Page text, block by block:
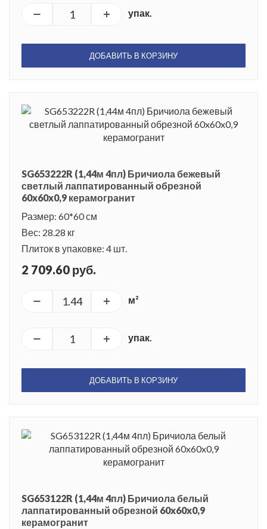
упак.
ДОБАВИТЬ В КОРЗИНУ
SG653222R (1,44м 4пл) Бричиола бежевый
светлый лаппатированный обрезной
60x60x0,9 керамогранит
Размер: 60*60 см
Вес: 28.28 кг
Плиток в упаковке: 4 шт.
2 709.60 руб.
м²
упак.
ДОБАВИТЬ В КОРЗИНУ
SG653122R (1,44м 4пл) Бричиола белый
лаппатированный обрезной 60x60x0,9
керамогранит